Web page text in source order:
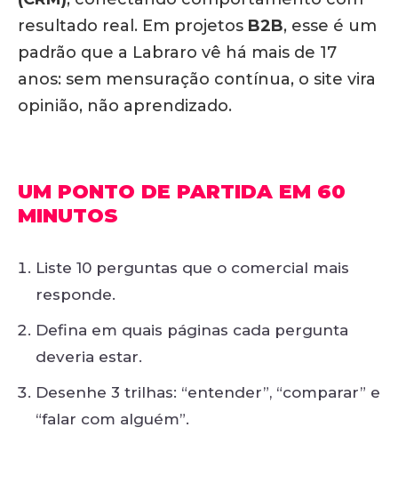
resultado real. Em projetos B2B, esse é um
padrão que a Labraro vê há mais de 17
anos: sem mensuração contínua, o site vira
opinião, não aprendizado.
UM PONTO DE PARTIDA EM 60
MINUTOS
Liste 10 perguntas que o comercial mais
responde.
Defina em quais páginas cada pergunta
deveria estar.
Desenhe 3 trilhas: “entender”, “comparar” e
“falar com alguém”.